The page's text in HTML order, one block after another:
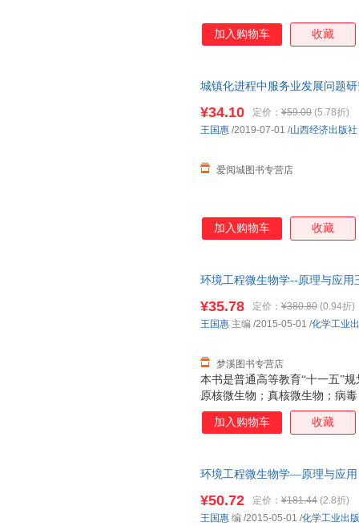
加入购物车 收藏
城镇化进程中服务业发展问题
¥34.10 定价： ¥59.00 (5.78折)
爱阅城图书专营店
王国惠 /2019-07-01 /山西经济出版社
加入购物车 收藏
环境工程微生物学--原理与应用
本书是普通高等教育“十一五”
原核微生物；真核微生物；病
传变异和育种；微生物对环境
微生物检测；生物修复技术；
参考。
¥35.78 定价： ¥380.80 (0.94折)
梦溪图书专营店
王国惠 主编 /2015-05-01 /化学工业
加入购物车 收藏
环境工程微生物学—原理与应用
¥50.72 定价： ¥181.44 (2.8折)
王国惠 编 /2015-05-01 /化学工业出